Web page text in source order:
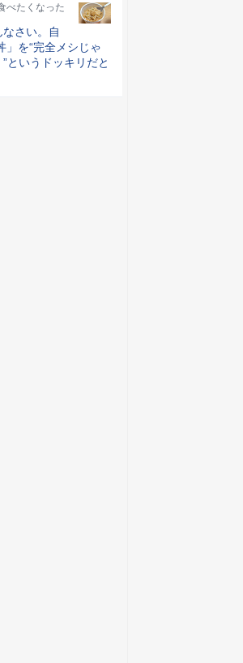
べたくなった
さい。自
」を“完全メシじゃ
というドッキリだと